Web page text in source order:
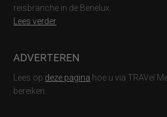
reisbranche in de Benelux.
Lees verder
ADVERTEREN
Lees op deze pagina hoe u via TRAVel
bereiken.